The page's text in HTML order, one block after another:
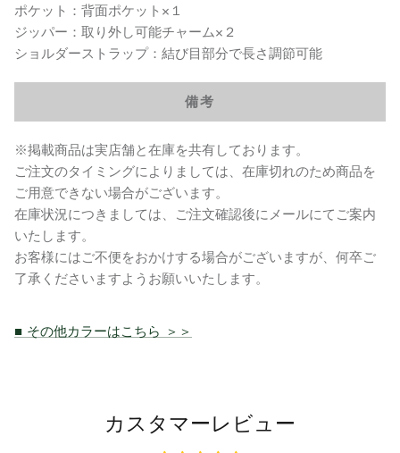
ポケット：背面ポケット×１
ジッパー：取り外し可能チャーム×２
ショルダーストラップ：結び目部分で長さ調節可能
備考
※掲載商品は実店舗と在庫を共有しております。
ご注文のタイミングによりましては、在庫切れのため商品を
ご用意できない場合がございます。
在庫状況につきましては、ご注文確認後にメールにてご案内
いたします。
お客様にはご不便をおかけする場合がございますが、何卒ご
了承くださいますようお願いいたします。
■ その他カラーはこちら ＞＞
カスタマーレビュー